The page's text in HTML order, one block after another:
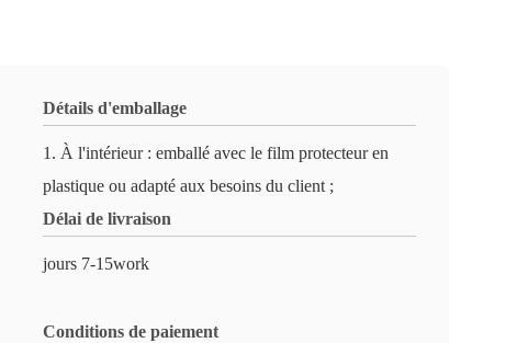
Détails d'emballage
1. À l'intérieur : emballé avec le film protecteur en
plastique ou adapté aux besoins du client ;
Délai de livraison
jours 7-15work
Conditions de paiement